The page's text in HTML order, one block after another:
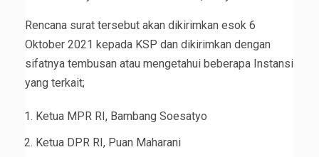
Rencana surat tersebut akan dikirimkan esok 6
Oktober 2021 kepada KSP dan dikirimkan dengan
sifatnya tembusan atau mengetahui beberapa Instansi
yang terkait;
Ketua MPR RI, Bambang Soesatyo
Ketua DPR RI, Puan Maharani